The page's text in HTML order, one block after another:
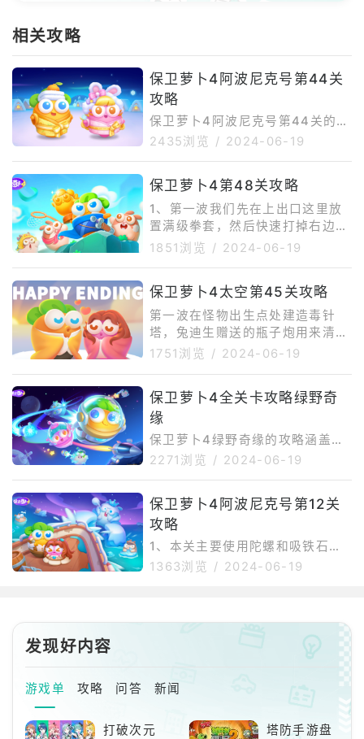
相关攻略
保卫萝卜4阿波尼克号第44关
攻略
保卫萝卜4阿波尼克号第44关的攻
略涉及多个策略和步骤，以确保玩
个电磁炮，同时在右侧布局两个炮
塔，这样可以同时照顾到两个方
向，为后续的防御打下基础。中期
策略中期需要增加一台电磁炮，并
配合毒刺炮来阻挡进攻的兔子。后
灭敌人，同时在左边布局更多的电
磁炮，以形成强大的防御力。道具
清理在左侧的木板上放上魔法球打
怪，并解决
2435浏览 / 2024-06-19
保卫萝卜4第48关攻略
1、第一波我们先在上出口这里放
置满级拳套，然后快速打掉右边小
草继续放置拳套，打完之后清理周
具，清理处位置来之后及时放置炮
台做好部署。3、慢慢向右边开
图，放置更多的炮台来清理终点位
置的大道具，尽快拿到全清，注意
有飞行兔子所以要用到导弹。4、
最后拿到全清之后，强化线上的伤
害能力，特别是增加导弹的数量，
后面会有很多的飞行兔子，这一关
还是很简单的。
1851浏览 / 2024-06-19
保卫萝卜4太空第45关攻略
第一波在怪物出生点处建造毒针
塔，兔迪生赠送的瓶子炮用来清理
道具。第二波兔迪生会在成功一
关因为是运气关卡，想要拿到金萝
卜是很容易的事情，但是想要清理
全道具是有些难度的。第三波到第
六波，根据兔迪生赠送的道具进行
火力攻击，基本上伤害是够的。第
行清理道具，怪的话可以不用太盯
着。第十一波，这一关最后利用赠
送的炮台就可以
1751浏览 / 2024-06-19
保卫萝卜4全关卡攻略绿野奇
缘
保卫萝卜4绿野奇缘的攻略涵盖了
多个关卡，每个关卡都有其特定的
段在左侧造一个风扇，然后在下面
造一个火炮，用火炮打花瓶和宝
箱，清理宝箱后得到元宝。继续在
左侧上方造风扇，火炮打右边的木
架，有金币就升级风扇。清理左侧
个火炮清理右下角的障碍物，左边
中间位置造章鱼塔，主要火力是风
2271浏览 / 2024-06-19
保卫萝卜4阿波尼克号第12关
攻略
1、本关主要使用陀螺和吸铁石这
两个炮台。2、先在右侧上方建造
陀螺和吸铁石，集火周围的障碍
物。5、最后将炮台升级并将周围
1363浏览 / 2024-06-19
发现好内容
游戏单 攻略 问答 新闻
打破次元
塔防手游盘